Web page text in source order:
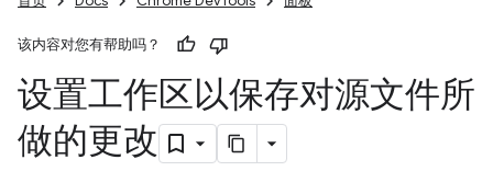
该内容对您有帮助吗？
设置工作区以保存对源文件所
做的更改